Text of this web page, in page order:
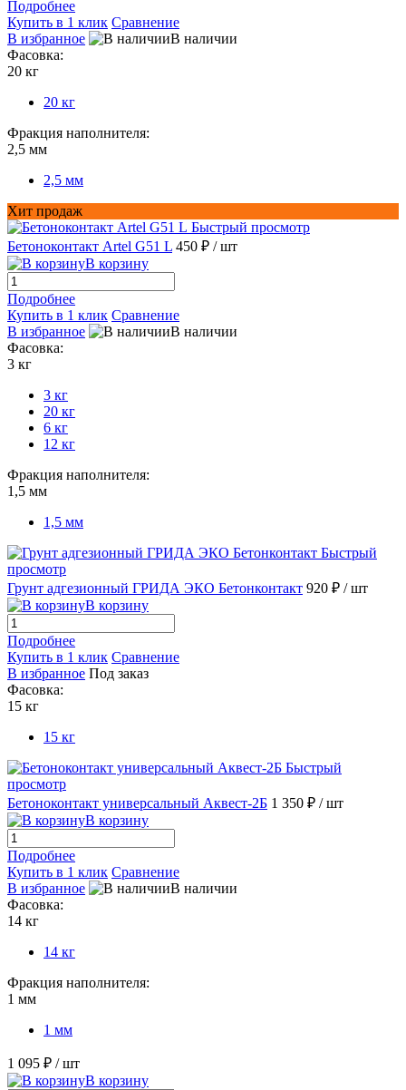
Подробнее
Купить в 1 клик Сравнение
В избранное
В наличии
Фасовка:
20 кг
20 кг
Фракция наполнителя:
2,5 мм
2,5 мм
Хит продаж
Быстрый просмотр
Бетоноконтакт Artel G51 L 450 ₽ / шт
В корзину
Подробнее
Купить в 1 клик Сравнение
В избранное
В наличии
Фасовка:
3 кг
3 кг
20 кг
6 кг
12 кг
Фракция наполнителя:
1,5 мм
1,5 мм
Быстрый
просмотр
Грунт адгезионный ГРИДА ЭКО Бетонконтакт 920 ₽ / шт
В корзину
Подробнее
Купить в 1 клик Сравнение
В избранное Под заказ
Фасовка:
15 кг
15 кг
Быстрый
просмотр
Бетоноконтакт универсальный Аквест-2Б 1 350 ₽ / шт
В корзину
Подробнее
Купить в 1 клик Сравнение
В избранное
В наличии
Фасовка:
14 кг
14 кг
Фракция наполнителя:
1 мм
1 мм
1 095 ₽ / шт
В корзину